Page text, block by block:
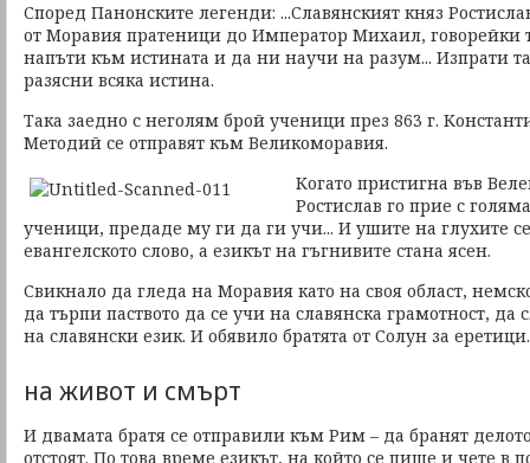
Според Панонските легенди: ...Славянският княз
от Моравия пратеници до Император Михаил, говорейки
напъти към истината и да ни научи на разум... Изпрати
разясни всяка истина.
Така заедно с неголям брой ученици през 863 г.
Методий се отправят към Великоморавия.
Когато пристигна във
Ростислав го прие с
ученици, предаде му ги да ги учи... И ушите на глухите
евангелското слово, а езикът на гъгнивите стана ясен.
Свикнало да гледа на Моравия като на своя област,
да търпи паството да се учи на славянска грамотност, да
на славянски език. И обявило братята от Солун за
на живот и смърт
И двамата братя се отправили към Рим – да бранят
отстоят. По това време езикът, на който се пише и чете в